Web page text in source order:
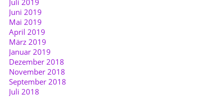
Juni 2019
Mai 2019
April 2019
März 2019
Januar 2019
Dezember 2018
November 2018
September 2018
Juli 2018